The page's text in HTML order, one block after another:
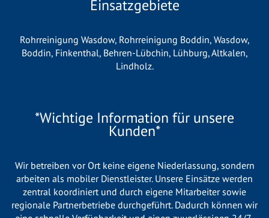
Einsatzgebiete
Rohrreinigung Wasdow, Rohrreinigung Boddin, Wasdow,
Boddin, Finkenthal, Behren-Lübchin, Lühburg,Altkalen,
Lindholz.
*Wichtige Information für unsere
Kunden*
Wir betreiben vor Ort keine eigene Niederlassung, sondern
arbeiten als mobiler Dienstleister. Unsere Einsätze werden
zentral koordiniert und durch eigene Mitarbeiter sowie
regionale Partnerbetriebe durchgeführt. Dadurch können wir